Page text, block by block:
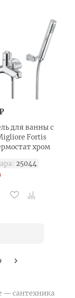
для ванны с
Fortis
хром
25044
— сантехника